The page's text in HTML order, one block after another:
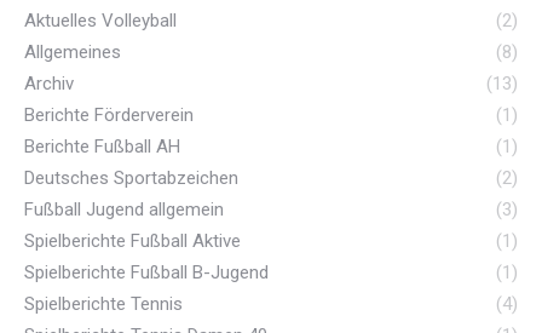
Aktuelles Volleyball
(2)
Allgemeines
(8)
Archiv
(13)
Berichte Förderverein
(1)
Berichte Fußball AH
(1)
Deutsches Sportabzeichen
(2)
Fußball Jugend allgemein
(3)
Spielberichte Fußball Aktive
(1)
Spielberichte Fußball B-Jugend
(1)
Spielberichte Tennis
(4)